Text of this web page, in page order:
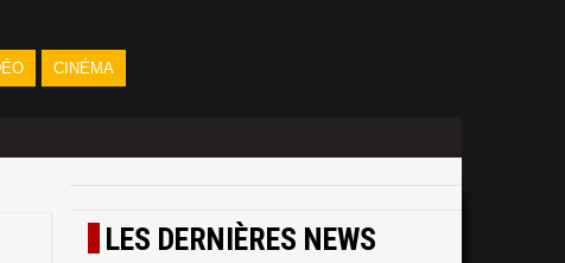
CINÉMA
LES DERNIÈRES NEWS